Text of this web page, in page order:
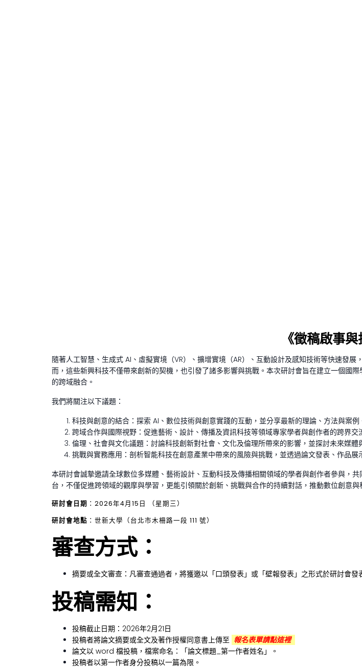
《徵稿啟事與
隨著人工智慧、生成式 AI、虛擬實境（VR）、擴增實境（AR）、互動設計及感知技術等快速發
而，這些新興科技不僅帶來創新的契機，也引發了諸多影響與挑戰。本次研討會旨在建立一個國
的跨域融合。
我們將關注以下議題：
科技與創意的結合：探索 AI、數位技術與創意實踐的互動，並分享最新的理論、方法與案例
跨域合作與國際視野：促進藝術、設計、傳播及資訊科技等領域專家學者與創作者的跨界
倫理、社會與文化議題：討論科技創新對社會、文化及倫理所帶來的影響，並探討未來媒體
挑戰與實務應用：剖析智能科技在創意產業中帶來的風險與挑戰，並透過論文發表、作品
本研討會誠摯邀請全球數位多媒體、藝術設計、互動科技及傳播相關領域的學者與創作者參與，
台，不僅促進跨領域的觀摩與學習，更能引領關於創新、挑戰與合作的持續對話，推動數位創意與
研討會日期 ：2026年4月15日 （星期三）
研討會地點 ：世新大學（台北市木柵路一段 111 號）
審查方式：
摘要或全文審查：凡審查通過者，將獲邀以「口頭發表」或「壁報發表」之形式於研討會發
投稿需知：
投稿截止日期：2026年2月21日
投稿者將論文摘要或全文及著作授權同意書上傳至 報名表單請點這裡
論文以 word 檔投稿，檔案命名：「論文標題_第一作者姓名」。
投稿者以第一作者身分投稿以一篇為限。